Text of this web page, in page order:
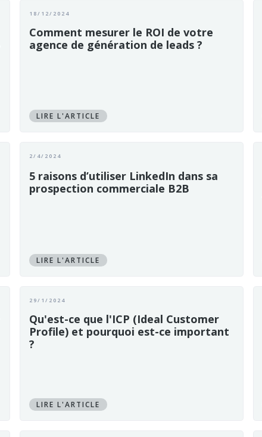
18/12/2024
Comment mesurer le ROI de votre
agence de génération de leads ?
LIRE L'ARTICLE
2/4/2024
5 raisons d’utiliser LinkedIn dans sa
prospection commerciale B2B
LIRE L'ARTICLE
29/1/2024
Qu'est-ce que l'ICP (Ideal Customer
Profile) et pourquoi est-ce important
?
LIRE L'ARTICLE